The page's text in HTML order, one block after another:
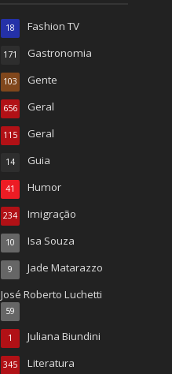
Fashion TV
18
Gastronomia
171
Gente
103
Geral
656
Geral
115
Guia
14
Humor
41
Imigração
234
Isa Souza
10
Jade Matarazzo
9
José Roberto Luchetti
59
Juliana Biundini
1
Literatura
345